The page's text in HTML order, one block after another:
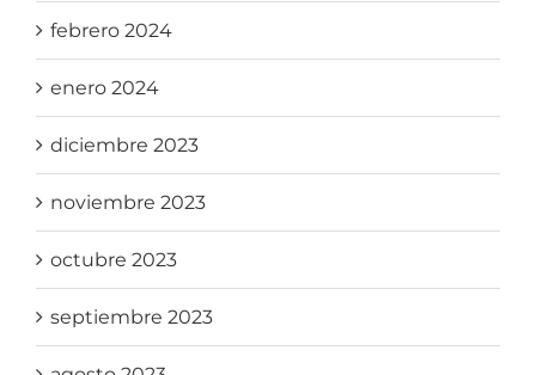
febrero 2024
enero 2024
diciembre 2023
noviembre 2023
octubre 2023
septiembre 2023